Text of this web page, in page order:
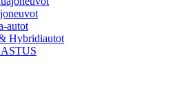
autot
Hybridiautot